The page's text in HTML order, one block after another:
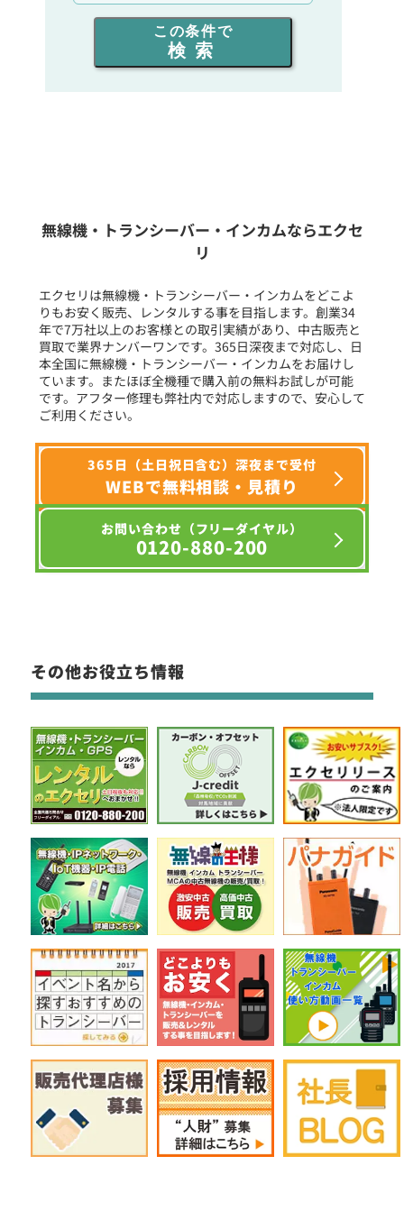
出力を選ぶ
同時通話人数を選ぶ
フリーワード入力(製品名等)
選択条件をリセット
この条件で
検索
無線機・トランシーバー・インカムならエクセ
リ
エクセリは無線機・トランシーバー・インカムをどこよ
りもお安く販売、レンタルする事を目指します。創業34
年で7万社以上のお客様との取引実績があり、中古販売と
買取で業界ナンバーワンです。365日深夜まで対応し、日
本全国に無線機・トランシーバー・インカムをお届けし
ています。またほぼ全機種で購入前の無料お試しが可能
です。アフター修理も弊社内で対応しますので、安心して
ご利用ください。
365日（土日祝日含む）深夜まで受付
WEBで無料相談・見積り
お問い合わせ（フリーダイヤル）
0120-880-200
その他お役立ち情報